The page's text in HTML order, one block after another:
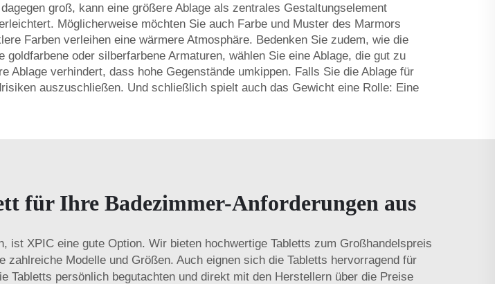
groß, kann eine größere Ablage als zentrales Gestaltungselement
Möglicherweise möchten Sie auch Farbe und Muster des Marmors
Farben verleihen eine wärmere Atmosphäre. Bedenken Sie zudem, wie die
oder silberfarbene Armaturen, wählen Sie eine Ablage, die gut zu
Ablage verhindert, dass hohe Gegenstände umkippen. Falls Sie die Ablage für
auszuschließen. Und schließlich spielt auch das Gewicht eine Rolle: Eine
für Ihre Badezimmer-Anforderungen aus
XPIC eine gute Option. Wir bieten hochwertige Tabletts zum Großhandelspreis
Modelle und Größen. Auch eignen sich die Tabletts hervorragend für
persönlich begutachten und direkt mit den Herstellern über die Preise